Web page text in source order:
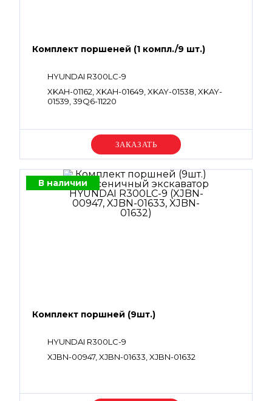
Комплект поршеней (1 компл./9 шт.)
HYUNDAI R300LC-9
XKAH-01162, XKAH-01649, XKAY-01538, XKAY-
01539, 39Q6-11220
Уточняйте цену
В наличии
Комплект поршней (9шт.)
HYUNDAI R300LC-9
XJBN-00947, XJBN-01633, XJBN-01632